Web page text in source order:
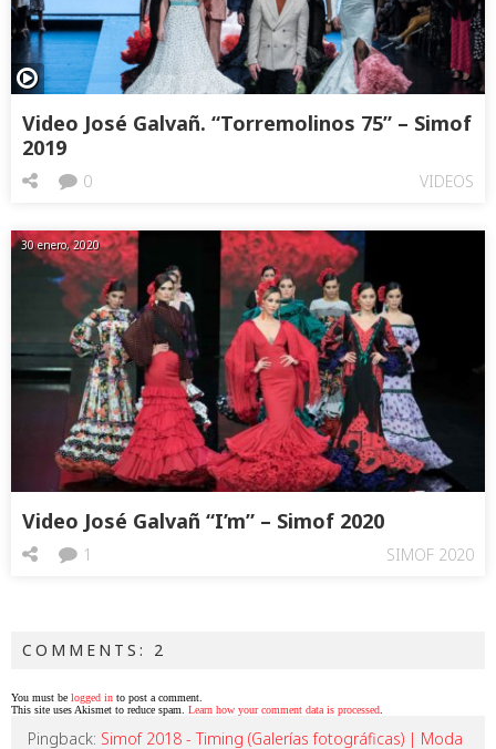
Video José Galvañ. “Torremolinos 75” – Simof
2019
VIDEOS
0
30 enero, 2020
Video José Galvañ “I’m” – Simof 2020
SIMOF 2020
1
COMMENTS: 2
You must be logged in to post a comment.
This site uses Akismet to reduce spam. Learn how your comment data is processed
Pingback: Simof 2018 - Timing (Galerías fotográficas) | Moda